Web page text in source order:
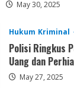
Virus]
Resettools
GraphPad
Cracked x86-
May 30, 2025
Hukum Kriminal
Polisi Ringkus
Uang dan
May 27, 2025